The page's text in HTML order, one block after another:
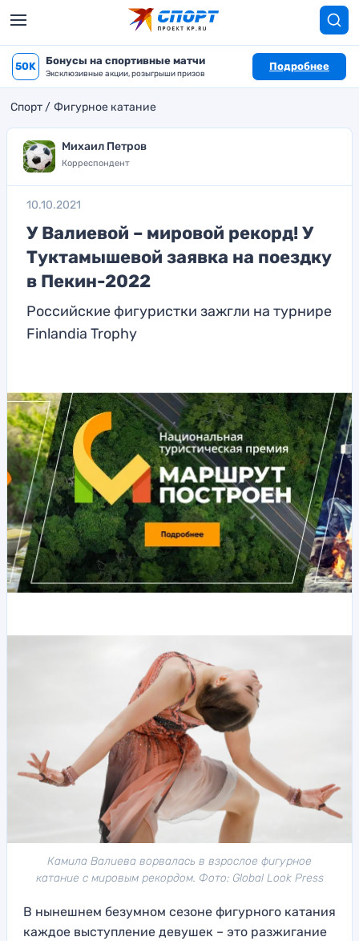
50K Бонусы на спортивные матчи
Эксклюзивные акции, розыгрыши призов
Подробнее
Спорт Фигурное катание
Михаил Петров
Корреспондент
10.10.2021
У Валиевой – мировой рекорд! У
Туктамышевой заявка на поездку
в Пекин-2022
Российские фигуристки зажгли на турнире
Finlandia Trophy
Камила Валиева ворвалась в взрослое фигурное
катание с мировым рекордом. Фото: Global Look Press
В нынешнем безумном сезоне фигурного катания
каждое выступление девушек – это разжигание